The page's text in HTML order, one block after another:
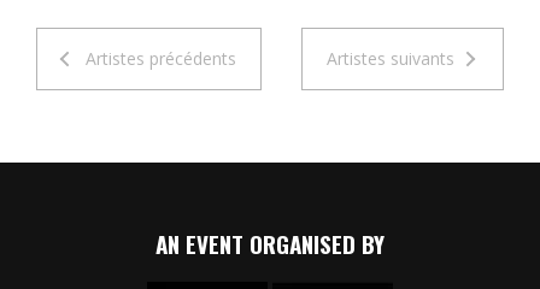
Artistes précédents Artistes suivants
AN EVENT ORGANISED BY